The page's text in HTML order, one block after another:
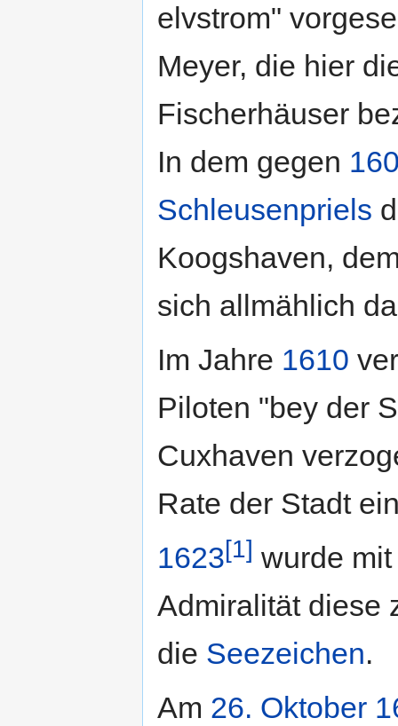
elvstrom"
Meyer, die hier
Fischerhäuser
In dem gegen
Schleusenpriels
Koogshaven,
sich allmählich
Im Jahre 1610
Piloten "bey der
Cuxhaven
Rate der Stadt
1623[1] wurde
Admiralität diese
die Seezeichen.
Am 26. Oktober